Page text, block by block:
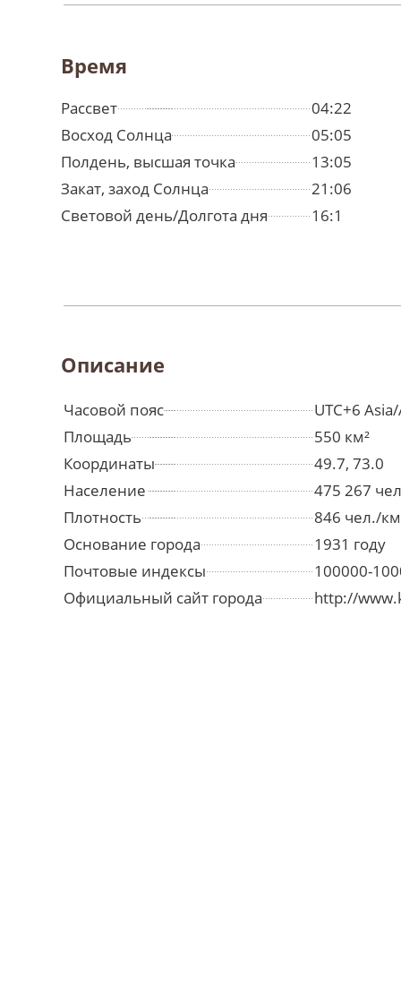
Время
Рассвет
04:22
Восход Солнца
05:05
Полдень, высшая точка
13:05
Закат, заход Солнца
21:06
Световой день/Долгота дня
16:1
Описание
Часовой пояс
UTC+6
Площадь
550 км²
Координаты
49.7, 73.0
Население
475 267
Плотность
846 чел./
Основание города
1931 году
Почтовые индексы
100000-
Официальный сайт города
http://